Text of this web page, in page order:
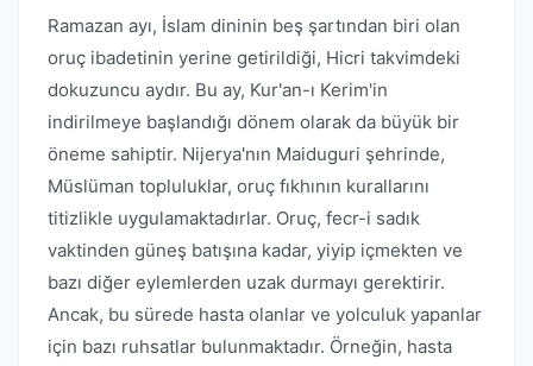
Ramazan ayı, İslam dininin beş şartından biri olan
oruç ibadetinin yerine getirildiği, Hicri takvimdeki
dokuzuncu aydır. Bu ay, Kur'an-ı Kerim'in
indirilmeye başlandığı dönem olarak da büyük bir
öneme sahiptir. Nijerya'nın Maiduguri şehrinde,
Müslüman topluluklar, oruç fıkhının kurallarını
titizlikle uygulamaktadırlar. Oruç, fecr-i sadık
vaktinden güneş batışına kadar, yiyip içmekten ve
bazı diğer eylemlerden uzak durmayı gerektirir.
Ancak, bu sürede hasta olanlar ve yolculuk yapanlar
için bazı ruhsatlar bulunmaktadır. Örneğin, hasta